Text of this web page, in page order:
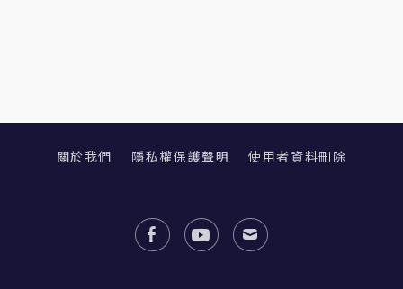
關於我們 隱私權保護聲明 使用者資料刪除